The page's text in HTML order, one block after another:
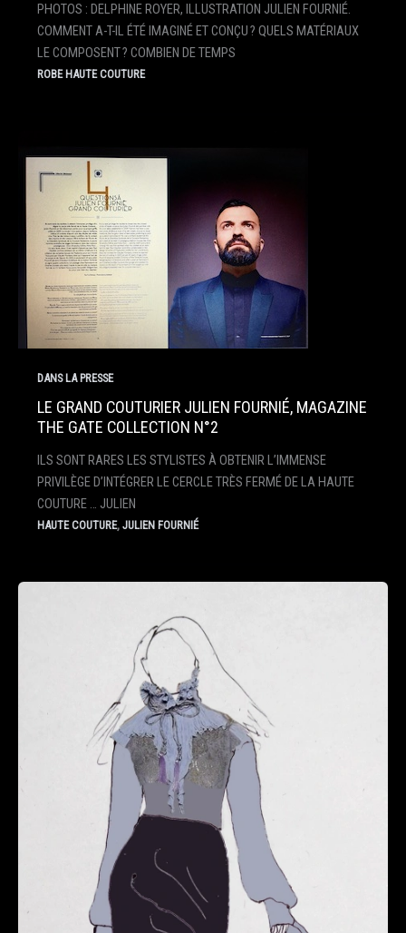
PHOTOS : DELPHINE ROYER, ILLUSTRATION JULIEN FOURNIÉ.
COMMENT A-T-IL ÉTÉ IMAGINÉ ET CONÇU ? QUELS MATÉRIAUX
LE COMPOSENT ? COMBIEN DE TEMPS
ROBE HAUTE COUTURE
DANS LA PRESSE
LE GRAND COUTURIER JULIEN FOURNIÉ, MAGAZINE
THE GATE COLLECTION N°2
ILS SONT RARES LES STYLISTES À OBTENIR L’IMMENSE
PRIVILÈGE D’INTÉGRER LE CERCLE TRÈS FERMÉ DE LA HAUTE
COUTURE … JULIEN
HAUTE COUTURE, JULIEN FOURNIÉ